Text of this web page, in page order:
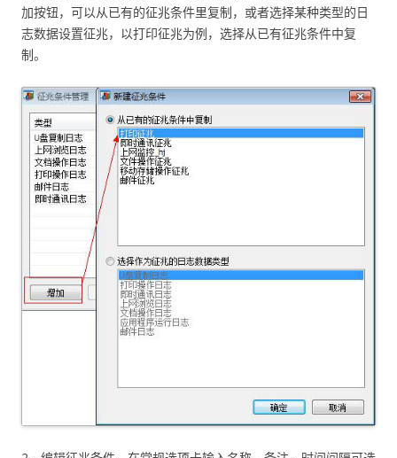
加按钮，可以从已有的征兆条件里复制，或者选择某种类型的日
志数据设置征兆，以打印征兆为例，选择从已有征兆条件中复
制。